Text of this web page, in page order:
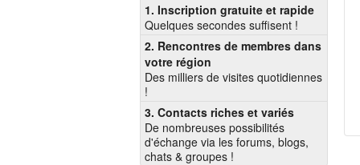
1. Inscription gratuite et rapide
Quelques secondes suffisent !
2. Rencontres de membres dans
votre région
Des milliers de visites quotidiennes
!
3. Contacts riches et variés
De nombreuses possibilités
d'échange via les forums, blogs,
chats & groupes !